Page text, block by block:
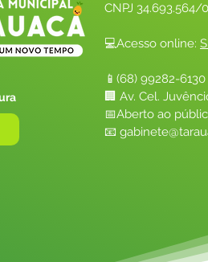
CNPJ 34.693.564/
💻Acesso online:
📱(68) 99282-6130
🏢 Av. Cel.
📅Aberto ao
📧